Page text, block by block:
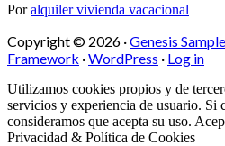
Poralquiler vivienda vacacional
Copyright © 2026 ·Genesis
Framework ·WordPress · Log in
Utilizamos cookies propios y de
servicios y experiencia de usuario. Si
consideramos que acepta su uso.
Privacidad & Política de Cookies